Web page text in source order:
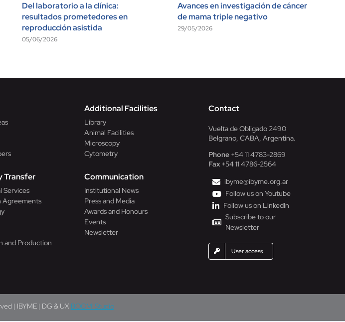
Del laboratorio a la clínica:
resultados prometedores en
reproducción asistida
05/06/2026
Avances en investigación de cáncer
de mama triple negativo
29/05/2026
Transfer
Services
Agreements
and Production
Additional Facilities
Library
Animal Facilities
Microscopy
Cytometry
Communication
Institutional News
Press and Media
Awards and Honours
Events
Newsletter
Contact
Vuelta de Obligado 2490
Belgrano, CABA, Argentina.
Phone +54 11 4783-2869
Fax +54 11 4786-2564
ibyme@ibyme.org.ar
Follow us on Youtube
Follow us on LinkedIn
Subscribe to our
Newsletter
User access
| IBYME | DG & UX BOOM! Studio